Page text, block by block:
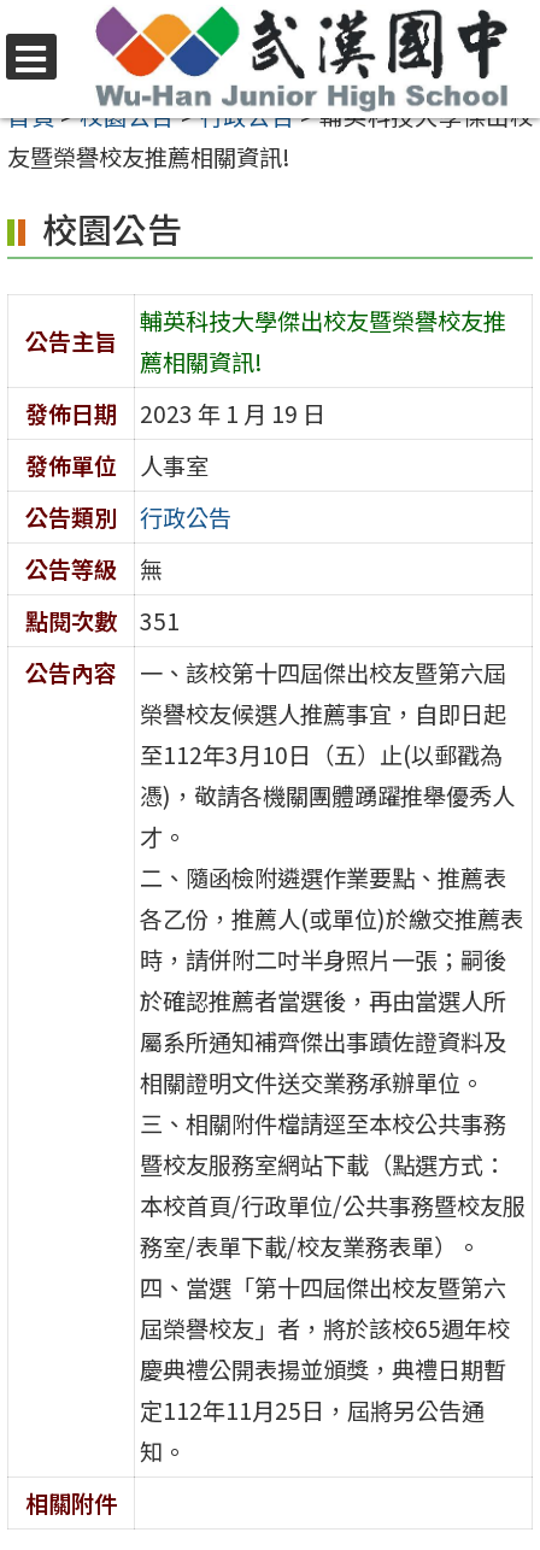
至
要
容
區
選
單
首頁>校園公告>行政公告>輔英科技大學傑出校
友暨榮譽校友推薦相關資訊!
校園公告
公告主旨
輔英科技大學傑出校友暨榮譽校友推
薦相關資訊!
發佈日期
2023 年 1 月 19 日
發佈單位
人事室
公告類別
行政公告
公告等級
無
點閱次數
351
公告內容
一、該校第十四屆傑出校友暨第六屆
榮譽校友候選人推薦事宜，自即日起
至112年3月10日（五）止(以郵戳為
憑)，敬請各機關團體踴躍推舉優秀人
才。
二、隨函檢附遴選作業要點、推薦表
各乙份，推薦人(或單位)於繳交推薦表
時，請併附二吋半身照片一張；嗣後
於確認推薦者當選後，再由當選人所
屬系所通知補齊傑出事蹟佐證資料及
相關證明文件送交業務承辦單位。
三、相關附件檔請逕至本校公共事務
暨校友服務室網站下載（點選方式：
本校首頁/行政單位/公共事務暨校友服
務室/表單下載/校友業務表單）。
四、當選「第十四屆傑出校友暨第六
屆榮譽校友」者，將於該校65週年校
慶典禮公開表揚並頒獎，典禮日期暫
定112年11月25日，屆將另公告通
知。
相關附件